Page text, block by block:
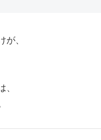
が、
、